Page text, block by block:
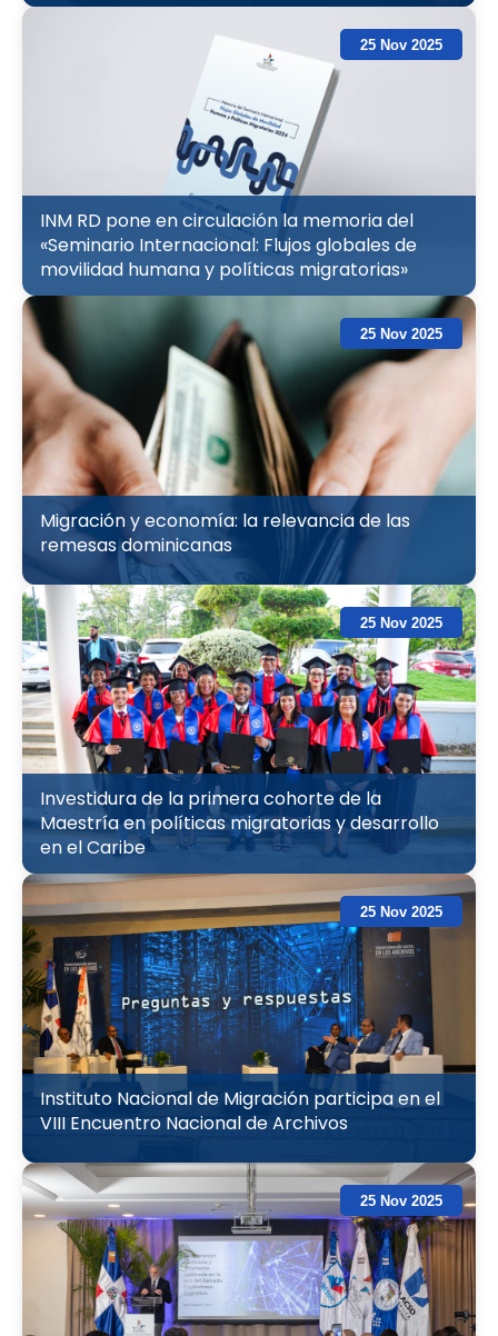
25 Nov 2025
INM RD pone en circulación la memoria del
«Seminario Internacional: Flujos globales de
movilidad humana y políticas migratorias»
25 Nov 2025
Migración y economía: la relevancia de las
remesas dominicanas
25 Nov 2025
Investidura de la primera cohorte de la
Maestría en políticas migratorias y desarrollo
en el Caribe
25 Nov 2025
Instituto Nacional de Migración participa en el
VIII Encuentro Nacional de Archivos
25 Nov 2025